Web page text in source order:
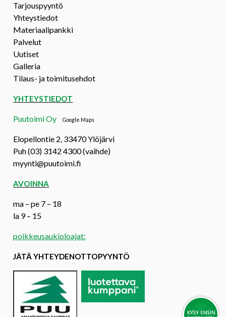
Tarjouspyyntö
Yhteystiedot
Materiaalipankki
Palvelut
Uutiset
Galleria
Tilaus- ja toimitusehdot
YHTEYSTIEDOT
Puutoimi OyGoogle Maps
Elopellontie 2, 33470 Ylöjärvi
Puh (03) 3142 4300 (vaihde)
myynti@puutoimi.fi
AVOINNA
ma – pe 7 – 18
la 9 – 15
poikkeusaukioloajat:
JÄTÄ YHTEYDENOTTOPYYNTÖ